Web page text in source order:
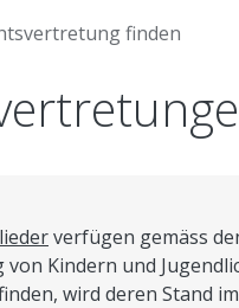
finden
verfügen gemäss
Kindern und
wird deren Stand